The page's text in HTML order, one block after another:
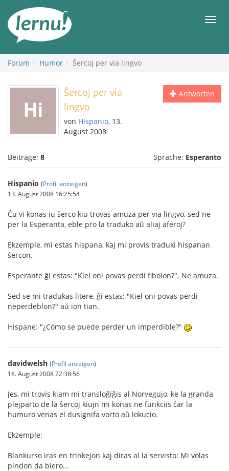
Inhalt
Forum Humor Ŝercoj per via lingvo
Antworten
Ŝercoj per via
lingvo
von Hispanio, 13.
August 2008
Beiträge: 8 Sprache: Esperanto
Hispanio (Profil anzeigen)
13. August 2008 16:25:54
Ĉu vi konas iu ŝerco kiu trovas amuza per via lingvo, sed ne
per la Esperanta, eble pro la traduko aŭ aliaj aferoj?
Ekzemple, mi estas hispana, kaj mi provis traduki hispanan
ŝercon.
Esperante ĝi estas: "Kiel oni povas perdi fibolon?". Ne amuza.
Sed se mi tradukas litere, ĝi estas: "Kiel oni povas perdi
neperdeblon?" aŭ ion tian.
Hispane: "¿Cómo se puede perder un imperdible?"
davidwelsh (Profil anzeigen)
16. August 2008 22:38:56
Jes, mi trovis kiam mi transloĝiĝis al Norvegujo, ke la granda
plejparto de la ŝercoj kiujn mi konas ne funkciis ĉar la
humuro venas el dusignifa vorto aŭ lokucio.
Ekzemple:
Blankurso iras en trinkejon kaj diras al la servisto: Mi volas
pindon da biero...